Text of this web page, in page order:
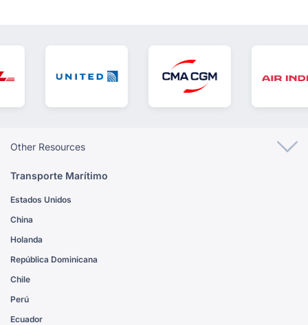
Other Resources
Transporte Marítimo
Estados Unidos
China
Holanda
República Dominicana
Chile
Perú
Ecuador